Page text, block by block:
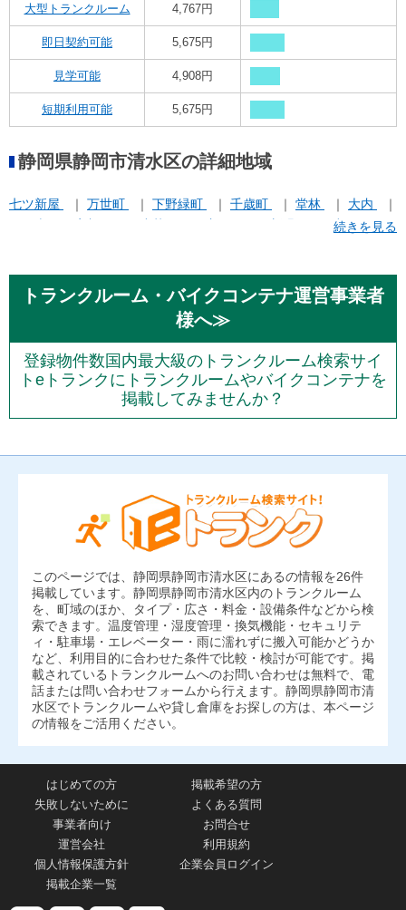
大型トランクルーム 4,767円
即日契約可能 5,675円
見学可能 4,908円
短期利用可能 5,675円
静岡県静岡市清水区の詳細地域
七ツ新屋 万世町 下野緑町 千歳町 堂林
大内
旭町
続きを見る
トランクルーム・バイクコンテナ運営事業者
様へ≫
登録物件数国内最大級のトランクルーム検索サイ
トeトランクにトランクルームやバイクコンテナを
掲載してみませんか？
このページでは、静岡県静岡市清水区にあるの情報を26件
掲載しています。静岡県静岡市清水区内のトランクルーム
を、町域のほか、タイプ・広さ・料金・設備条件などから検
索できます。温度管理・湿度管理・換気機能・セキュリテ
ィ・駐車場・エレベーター・雨に濡れずに搬入可能かどうか
など、利用目的に合わせた条件で比較・検討が可能です。掲
載されているトランクルームへのお問い合わせは無料で、電
話または問い合わせフォームから行えます。静岡県静岡市清
水区でトランクルームや貸し倉庫をお探しの方は、本ページ
の情報をご活用ください。
はじめての方
掲載希望の方
失敗しないために
よくある質問
事業者向け
お問合せ
運営会社
利用規約
個人情報保護方針
企業会員ログイン
掲載企業一覧